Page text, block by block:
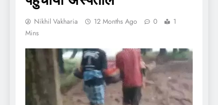
Nikhil Vakharia 12 Months Ago 0
1
Mins